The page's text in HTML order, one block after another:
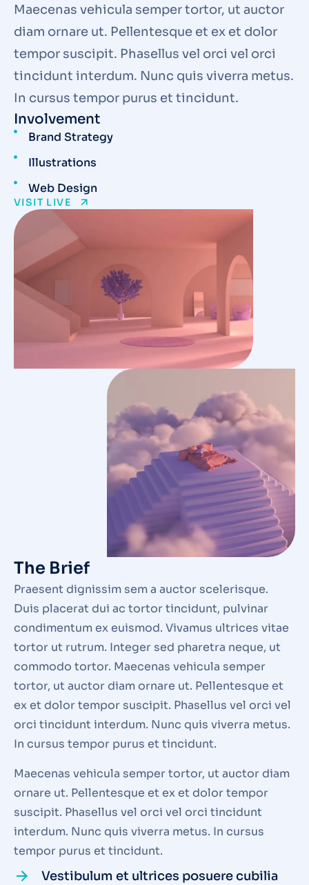
Maecenas vehicula semper tortor, ut auctor
diam ornare ut. Pellentesque et ex et dolor
tempor suscipit. Phasellus vel orci vel orci
tincidunt interdum. Nunc quis viverra metus.
In cursus tempor purus et tincidunt.
Involvement
Brand Strategy
Illustrations
Web Design
VISIT LIVE
The Brief
Praesent dignissim sem a auctor scelerisque.
Duis placerat dui ac tortor tincidunt, pulvinar
condimentum ex euismod. Vivamus ultrices vitae
tortor ut rutrum. Integer sed pharetra neque, ut
commodo tortor. Maecenas vehicula semper
tortor, ut auctor diam ornare ut. Pellentesque et
ex et dolor tempor suscipit. Phasellus vel orci vel
orci tincidunt interdum. Nunc quis viverra metus.
In cursus tempor purus et tincidunt.
Maecenas vehicula semper tortor, ut auctor diam
ornare ut. Pellentesque et ex et dolor tempor
suscipit. Phasellus vel orci vel orci tincidunt
interdum. Nunc quis viverra metus. In cursus
tempor purus et tincidunt.
Vestibulum et ultrices posuere cubilia